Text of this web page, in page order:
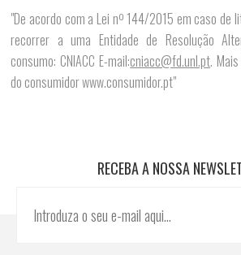
"De acordo com a Lei nº 144/2015 em caso de
recorrer a uma Entidade de Resolução
consumo: CNIACC E-mail:cniacc@fd.unl.pt.
do consumidor www.consumidor.pt"
RECEBA A NOSSA